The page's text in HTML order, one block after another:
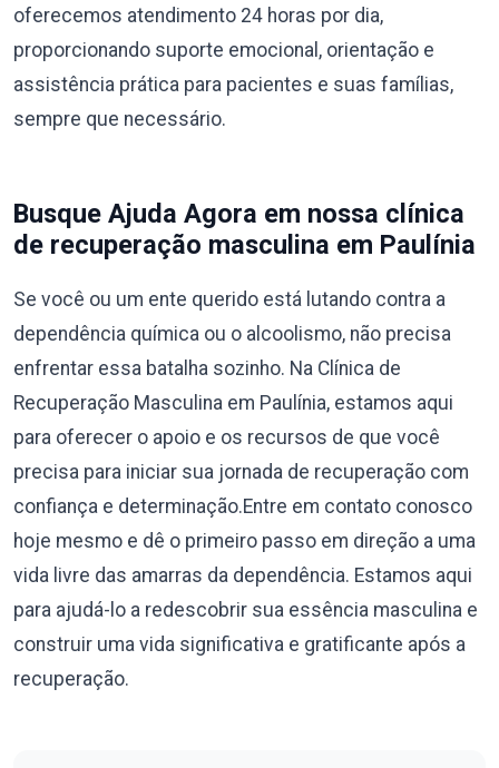
oferecemos atendimento 24 horas por dia,
proporcionando suporte emocional, orientação e
assistência prática para pacientes e suas famílias,
sempre que necessário.
Busque Ajuda Agora em nossa clínica
de recuperação masculina em Paulínia
Se você ou um ente querido está lutando contra a
dependência química ou o alcoolismo, não precisa
enfrentar essa batalha sozinho. Na Clínica de
Recuperação Masculina em Paulínia, estamos aqui
para oferecer o apoio e os recursos de que você
precisa para iniciar sua jornada de recuperação com
confiança e determinação.Entre em contato conosco
hoje mesmo e dê o primeiro passo em direção a uma
vida livre das amarras da dependência. Estamos aqui
para ajudá-lo a redescobrir sua essência masculina e
construir uma vida significativa e gratificante após a
recuperação.